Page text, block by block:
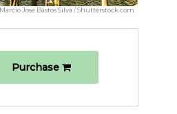
Marcio Jose Bastos Silva / Shutterstock.com
Purchase